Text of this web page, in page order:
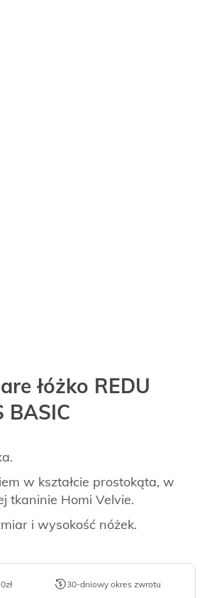
łóżko REDU
BASIC
w kształcie prostokąta, w
tkaninie Homi Velvie.
i wysokość nóżek.
30-dniowy okres zwrotu